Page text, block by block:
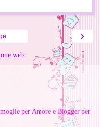
›
web
per Amore e Blogger per